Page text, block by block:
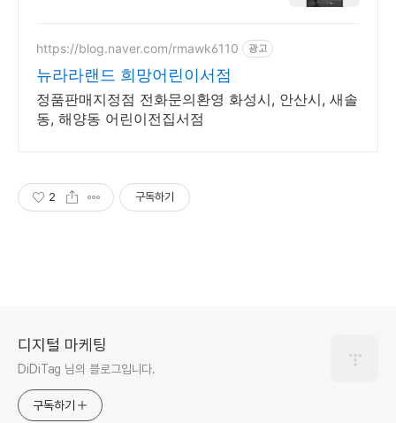
수 있습니다.
https://blog.naver.com/rmawk6110 광고
뉴라라랜드 희망어린이서점
정품판매지정점 전화문의환영 화성시, 안산시, 새솔
동, 해양동 어린이전집서점
2 구독하기
디지털 마케팅
DiDiTag 님의 블로그입니다.
구독하기